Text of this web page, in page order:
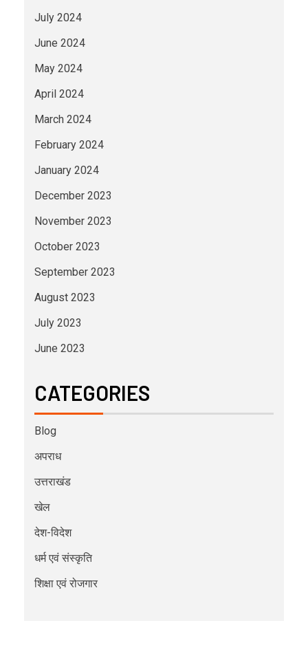
July 2024
June 2024
May 2024
April 2024
March 2024
February 2024
January 2024
December 2023
November 2023
October 2023
September 2023
August 2023
July 2023
June 2023
CATEGORIES
Blog
अपराध
उत्तराखंड
खेल
देश-विदेश
धर्म एवं संस्कृति
शिक्षा एवं रोजगार